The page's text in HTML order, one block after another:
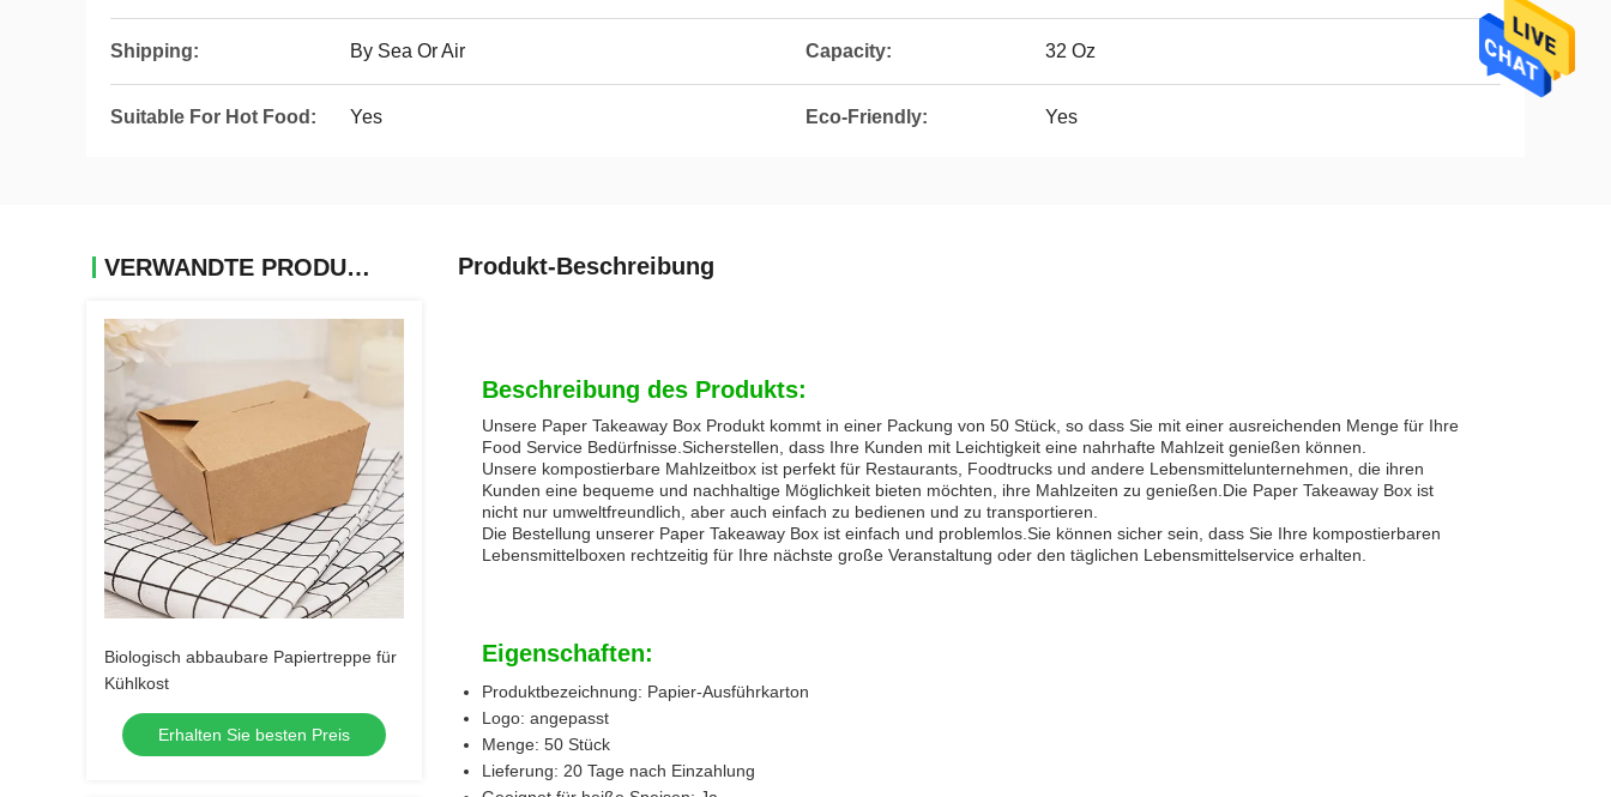
Shipping: By Sea Or Air Capacity: 32 Oz
Suitable For Hot Food: Yes Eco-Friendly: Yes
VERWANDTE PRODUKTE
Biologisch abbaubare Papiertreppe für
Kühlkost
Erhalten Sie besten Preis
Produkt-Beschreibung
Beschreibung des Produkts:
Unsere Paper Takeaway Box Produkt kommt in einer Packung von 50 Stück, so dass Sie mit einer ausreichenden Menge für Ihre
Food Service Bedürfnisse.Sicherstellen, dass Ihre Kunden mit Leichtigkeit eine nahrhafte Mahlzeit genießen können.
Unsere kompostierbare Mahlzeitbox ist perfekt für Restaurants, Foodtrucks und andere Lebensmittelunternehmen, die ihren
Kunden eine bequeme und nachhaltige Möglichkeit bieten möchten, ihre Mahlzeiten zu genießen.Die Paper Takeaway Box ist
nicht nur umweltfreundlich, aber auch einfach zu bedienen und zu transportieren.
Die Bestellung unserer Paper Takeaway Box ist einfach und problemlos.Sie können sicher sein, dass Sie Ihre kompostierbaren
Lebensmittelboxen rechtzeitig für Ihre nächste große Veranstaltung oder den täglichen Lebensmittelservice erhalten.
Eigenschaften:
Produktbezeichnung: Papier-Ausführkarton
Logo: angepasst
Menge: 50 Stück
Lieferung: 20 Tage nach Einzahlung